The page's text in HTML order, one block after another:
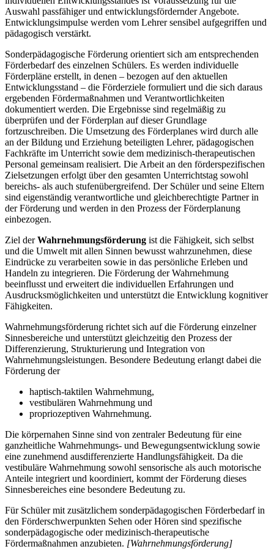
Auswahl passfähiger und entwicklungsfördernder Angebote.
Entwicklungsimpulse werden vom Lehrer sensibel aufgegriffen und
pädagogisch verstärkt.
Sonderpädagogische Förderung orientiert sich am entsprechenden
Förderbedarf des einzelnen Schülers. Es werden individuelle
Förderpläne erstellt, in denen – bezogen auf den aktuellen
Entwicklungsstand – die Förderziele formuliert und die sich daraus
ergebenden Fördermaßnahmen und Verantwortlichkeiten
dokumentiert werden. Die Ergebnisse sind regelmäßig zu
überprüfen und der Förderplan auf dieser Grundlage
fortzuschreiben. Die Umsetzung des Förderplanes wird durch alle
an der Bildung und Erziehung beteiligten Lehrer, pädagogischen
Fachkräfte im Unterricht sowie dem medizinisch-therapeutischen
Personal gemeinsam realisiert. Die Arbeit an den förderspezifischen
Zielsetzungen erfolgt über den gesamten Unterrichtstag sowohl
bereichs- als auch stufenübergreifend. Der Schüler und seine Eltern
sind eigenständig verantwortliche und gleichberechtigte Partner in
der Förderung und werden in den Prozess der Förderplanung
einbezogen.
Ziel derWahrnehmungsförderung ist die Fähigkeit, sich selbst
und die Umwelt mit allen Sinnen bewusst wahrzunehmen, diese
Eindrücke zu verarbeiten sowie in das persönliche Erleben und
Handeln zu integrieren. Die Förderung der Wahrnehmung
beeinflusst und erweitert die individuellen Erfahrungen und
Ausdrucksmöglichkeiten und unterstützt die Entwicklung kognitiver
Fähigkeiten.
Wahrnehmungsförderung richtet sich auf die Förderung einzelner
Sinnesbereiche und unterstützt gleichzeitig den Prozess der
Differenzierung, Strukturierung und Integration von
Wahrnehmungsleistungen. Besondere Bedeutung erlangt dabei die
Förderung der
haptisch-taktilen Wahrnehmung,
vestibulären Wahrnehmung und
propriozeptiven Wahrnehmung.
Die körpernahen Sinne sind von zentraler Bedeutung für eine
ganzheitliche Wahrnehmungs- und Bewegungsentwicklung sowie
eine zunehmend ausdifferenzierte Handlungsfähigkeit. Da die
vestibuläre Wahrnehmung sowohl sensorische als auch motorische
Anteile integriert und koordiniert, kommt der Förderung dieses
Sinnesbereiches eine besondere Bedeutung zu.
Für Schüler mit zusätzlichem sonderpädagogischen Förderbedarf in
den Förderschwerpunkten Sehen oder Hören sind spezifische
sonderpädagogische oder medizinisch-therapeutische
Fördermaßnahmen anzubieten. [Wahrnehmungsförderung]